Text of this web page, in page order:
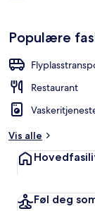
Populære
Restaurant
Vis alle
Føl deg